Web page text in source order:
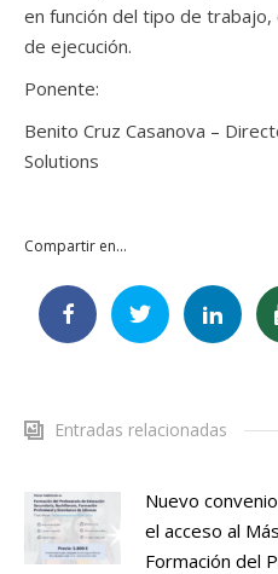
en función del tipo de
de ejecución.
Ponente:
Benito Cruz Casanova –
Solutions
Compartir en...
Entradas relacionadas
Nuevo
el acceso al
Formación del